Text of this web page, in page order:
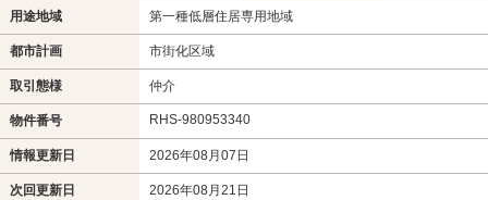
用途地域 第一種低層住居専用地域
都市計画 市街化区域
取引態様 仲介
物件番号 RHS-980953340
情報更新日 2026年08月07日
次回更新日 2026年08月21日